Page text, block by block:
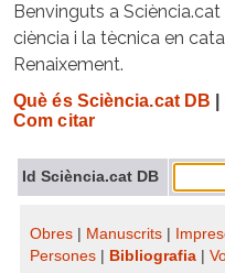
Benvinguts a
ciència i la tècnica en
Renaixement.
Què és Sciència.cat DB
Com citar
Id Sciència.cat DB
Obres Manuscrits
Persones
Bibliografia